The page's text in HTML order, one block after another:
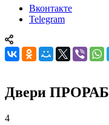
Вконтакте
Telegram
Двери ПРОРАБ
4